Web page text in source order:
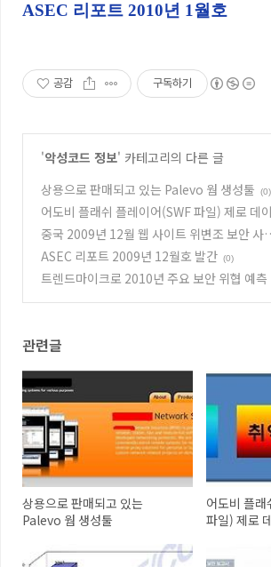
ASEC 리포트 2010년 1월호
공감 구독하기
'악성코드 정보' 카테고리의 다른 글
상용으로 판매되고 있는 Palevo 웜 생성툴
(0)
어도비 플래쉬 플레이어(SWF 파일) 제로 데
약점 발견
(0)
중국 2009년 12월 웹 사이트 위변조 보안 사
동향
(0)
ASEC 리포트 2009년 12월호 발간 (0)
트렌드마이크로 2010년 주요 보안 위협 예측
관련글
상용으로 판매되고 있는
Palevo 웜 생성툴
어도비 플
파일) 제로